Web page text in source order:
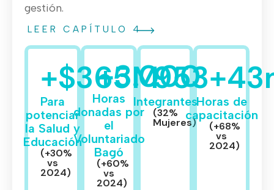
gestión.
LEER CAPÍTULO 4
Para
potenciar
la Salud y
Educación
+$365M
(+30%
vs
2024)
Horas
donadas por
el
Voluntariado
Bagó
+3.000
(+60%
vs
2024)
Integrantes
953
(32%
Mujeres)
Horas de
capacitación
+43
(+68%
vs
2024)